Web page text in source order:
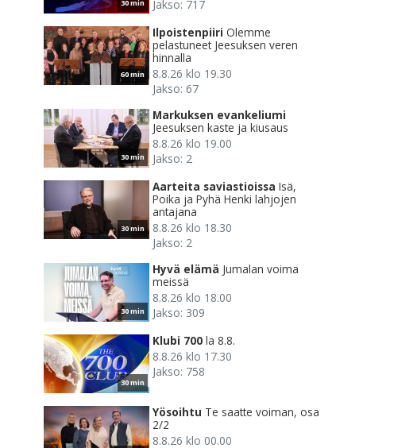
30 min Jakso: 717
60 min
Ilpoistenpiiri Olemme
pelastuneet Jeesuksen veren
hinnalla
8.8.26 klo 19.30
Jakso: 67
30 min
Markuksen evankeliumi
Jeesuksen kaste ja kiusaus
8.8.26 klo 19.00
Jakso: 2
30 min
Aarteita saviastioissa Isä,
Poika ja Pyhä Henki lahjojen
antajana
8.8.26 klo 18.30
Jakso: 2
30 min
Hyvä elämä Jumalan voima
meissä
8.8.26 klo 18.00
Jakso: 309
30 min
Klubi 700 la 8.8.
8.8.26 klo 17.30
Jakso: 758
Yösoihtu Te saatte voiman, osa
2/2
8.8.26 klo 00.00